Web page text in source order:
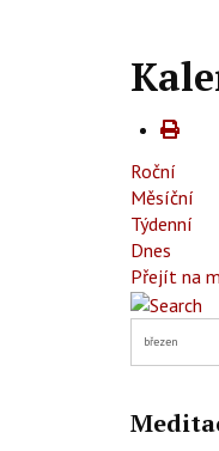
Roční
Měsíční
Týdenní
Dnes
Přejít na